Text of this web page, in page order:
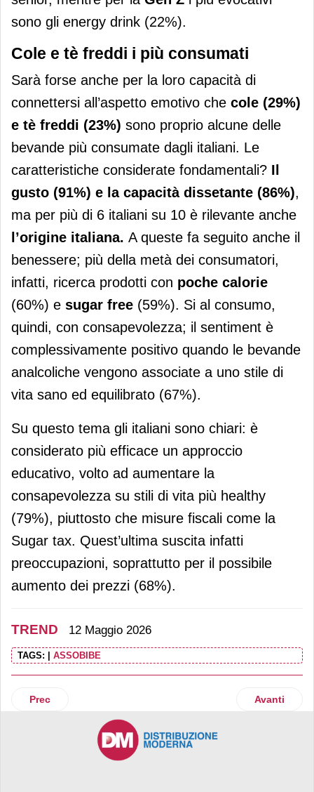
sono gli energy drink (22%).
Cole e tè freddi i più consumati
Sarà forse anche per la loro capacità di
connettersi all’aspetto emotivo che cole (29%)
e tè freddi (23%) sono proprio alcune delle
bevande più consumate dagli italiani. Le
caratteristiche considerate fondamentali? Il
gusto (91%) e la capacità dissetante (86%),
ma per più di 6 italiani su 10 è rilevante anche
l’origine italiana. A queste fa seguito anche il
benessere; più della metà dei consumatori,
infatti, ricerca prodotti con poche calorie
(60%) e sugar free (59%). Si al consumo,
quindi, con consapevolezza; il sentiment è
complessivamente positivo quando le bevande
analcoliche vengono associate a uno stile di
vita sano ed equilibrato (67%).
Su questo tema gli italiani sono chiari: è
considerato più efficace un approccio
educativo, volto ad aumentare la
consapevolezza su stili di vita più healthy
(79%), piuttosto che misure fiscali come la
Sugar tax. Quest’ultima suscita infatti
preoccupazioni, soprattutto per il possibile
aumento dei prezzi (68%).
TREND 12 Maggio 2026
TAGS: ASSOBIBE
Articolo precedente: DIY superstore: il settore sfiora 1,4
Prec Articolo
Avanti